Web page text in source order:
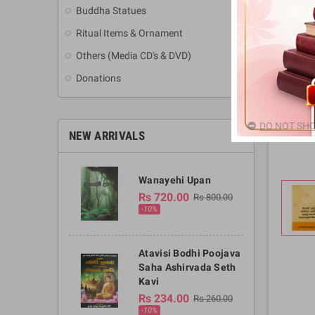
Buddha Statues
Ritual Items & Ornament
Others (Media CD's & DVD)
Donations
NEW ARRIVALS
Wanayehi Upan
Rs 720.00 Rs 800.00
-10%
Atavisi Bodhi Poojava
Saha Ashirvada Seth
Kavi
Rs 234.00 Rs 260.00
-10%
DO NOT